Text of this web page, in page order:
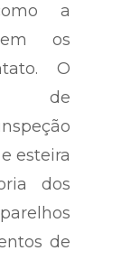
a
os
O
de
esteira
dos
de